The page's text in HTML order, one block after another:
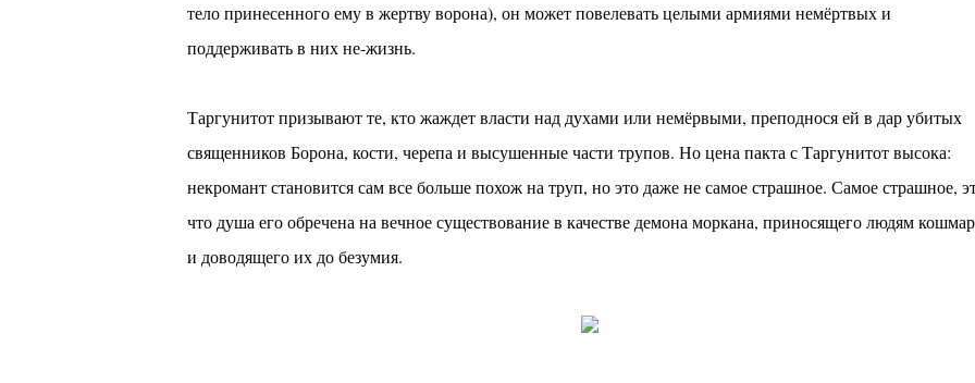
тело принесенного ему в жертву ворона), он может повелевать целыми армиями немёртвых и
поддерживать в них не-жизнь.
Таргунитот призывают те, кто жаждет власти над духами или немёрвыми, преподнося ей в дар убитых
священников Борона, кости, черепа и высушенные части трупов. Но цена пакта с Таргунитот высока:
некромант становится сам все больше похож на труп, но это даже не самое страшное. Самое страшное,
что душа его обречена на вечное существование в качестве демона моркана, приносящего людям
и доводящего их до безумия.